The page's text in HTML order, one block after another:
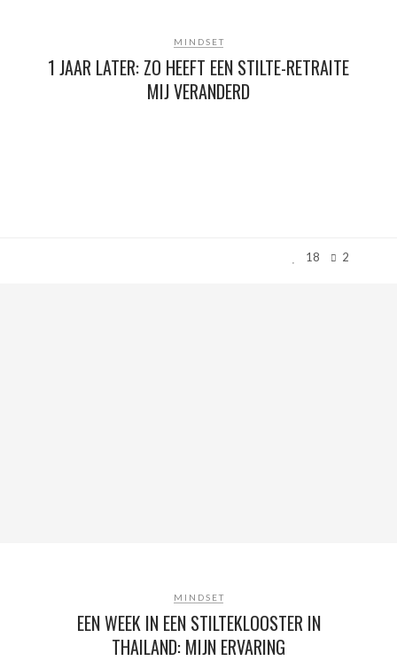
MINDSET
1 JAAR LATER: ZO HEEFT EEN STILTE-RETRAITE
MIJ VERANDERD
18 2
MINDSET
EEN WEEK IN EEN STILTEKLOOSTER IN
THAILAND: MIJN ERVARING